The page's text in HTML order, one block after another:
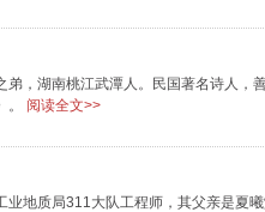
弟，湖南桃江武潭人。民国著名诗人，
。
阅读全文>>
业地质局311大队工程师，其父亲是夏